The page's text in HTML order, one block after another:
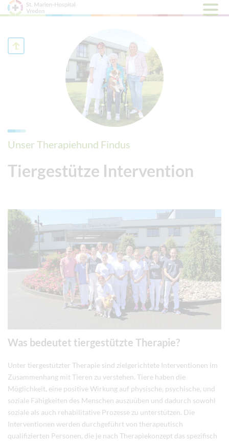
Unser Therapiehund Findus
Tiergestütze Intervention
Was bedeutet tiergestützte Therapie?
Unter tiergestützter Therapie sind zielgerichtete Interventionen im
Zusammenhang mit Tieren zu verstehen. Tiere haben die
Möglichkeit, eine positive Wirkung auf physische, psychische, und
soziale Fähigkeiten des Menschen auszuüben und dadurch sowohl
soziale als auch rehabilitative Prozesse zu unterstützen. Die
Interventionen werden durchgeführt von therapeutisch
qualifizierten Personen, die je nach Therapiekonzept das spezifisch